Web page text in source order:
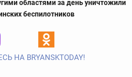
областями за день уничтожили
беспилотников
НА BRYANSKTODAY!